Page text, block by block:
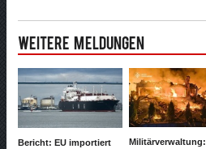
Weitere Meldungen
Bericht: EU importiert
Militärverwaltung: